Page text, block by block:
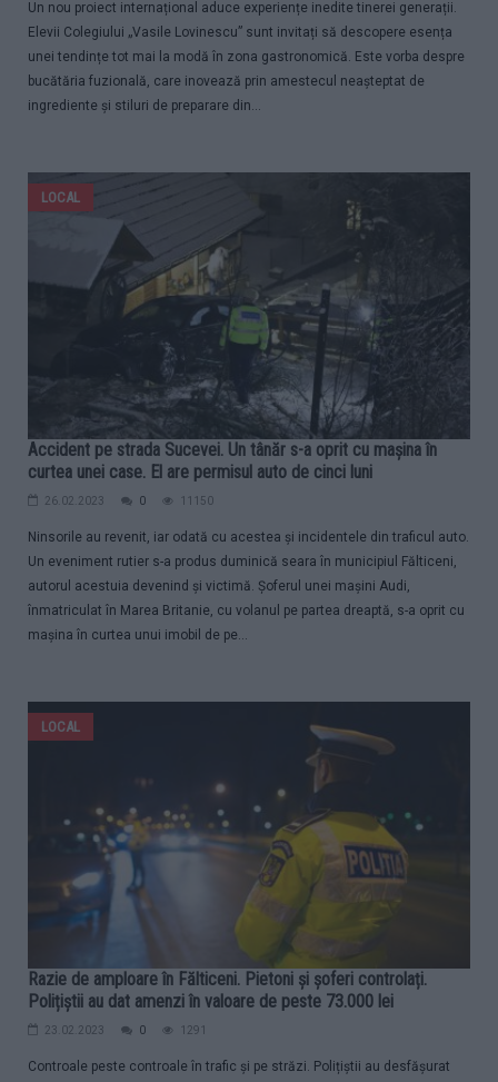
Un nou proiect internațional aduce experiențe inedite tinerei generații.
Elevii Colegiului „Vasile Lovinescu” sunt invitați să descopere esența
unei tendințe tot mai la modă în zona gastronomică. Este vorba despre
bucătăria fuzională, care inovează prin amestecul neașteptat de
ingrediente și stiluri de preparare din...
LOCAL
Accident pe strada Sucevei. Un tânăr s-a oprit cu mașina în
curtea unei case. El are permisul auto de cinci luni
26.02.2023 0 11150
Ninsorile au revenit, iar odată cu acestea și incidentele din traficul auto.
Un eveniment rutier s-a produs duminică seara în municipiul Fălticeni,
autorul acestuia devenind și victimă. Șoferul unei mașini Audi,
înmatriculat în Marea Britanie, cu volanul pe partea dreaptă, s-a oprit cu
mașina în curtea unui imobil de pe...
LOCAL
Razie de amploare în Fălticeni. Pietoni și șoferi controlați.
Polițiștii au dat amenzi în valoare de peste 73.000 lei
23.02.2023 0 1291
Controale peste controale în trafic și pe străzi. Polițiștii au desfășurat